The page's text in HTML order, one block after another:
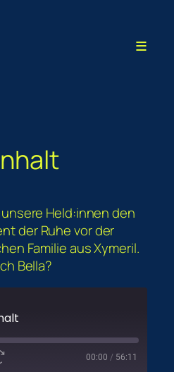
≡
Held:innen den
der Ruhe vor der
Familie aus Xymeril.
Bella?
00:00 / 56:11